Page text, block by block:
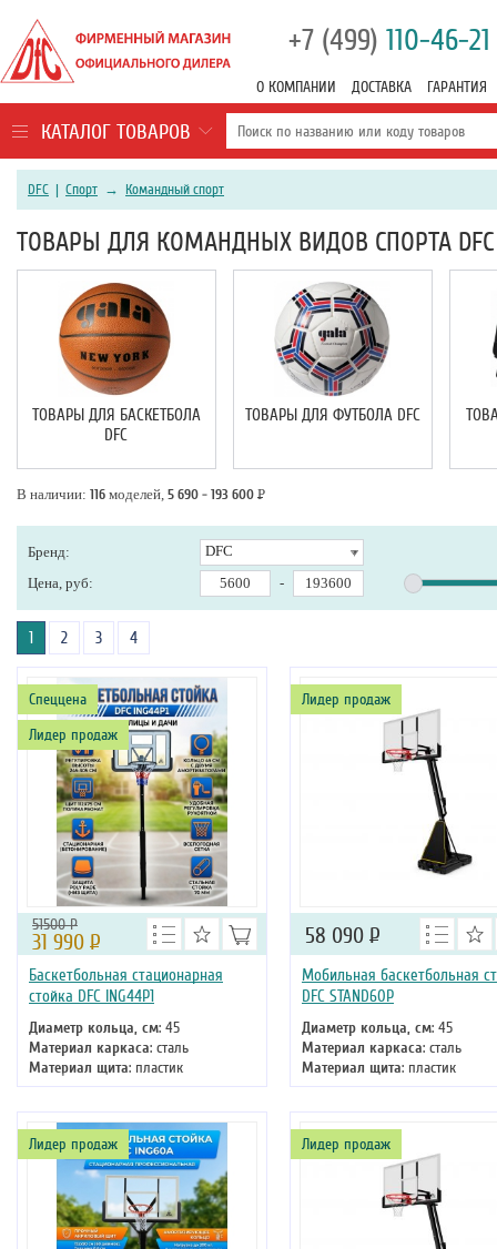
+7 (499) 110-46-21
О КОМПАНИИ ДОСТАВКА ГАРАНТИЯ
КАТАЛОГ ТОВАРОВ
DFC | Спорт → Командный спорт
ТОВАРЫ ДЛЯ КОМАНДНЫХ ВИДОВ СПОРТА DFC
ТОВАРЫ ДЛЯ БАСКЕТБОЛА
DFC
ТОВАРЫ ДЛЯ ФУТБОЛА DFC
В наличии: 116 моделей, 5 690 - 193 600 Р
Бренд:
DFC
Цена, руб:
-
1 2 3 4
Спеццена
Лидер продаж
Баскетбольная стационарная
стойка DFC ING44P1
Диаметр кольца, см: 45
Материал каркаса: сталь
Материал щита: пластик
Размер щита, см: 112 х 75
Тип складного механизма:
механический
Высота: 305 см
51500 Р
31 990 Р
Лидер продаж
Мобильная баскетбольная
DFC STAND60P
Диаметр кольца, см: 45
Материал каркаса: сталь
Материал щита: пластик
Размер щита, см: 152 х 90
Тип складного механизма:
механический
Высота: 305 см
58 090 Р
Лидер продаж Лидер продаж